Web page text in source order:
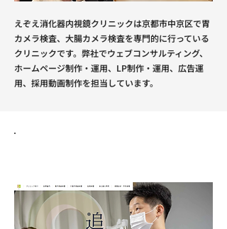
えぞえ消化器内視鏡クリニックは京都市中京区で胃
カメラ検査、大腸カメラ検査を専門的に行っている
クリニックです。弊社でウェブコンサルティング、
ホームページ制作・運用、LP制作・運用、広告運
用、採用動画制作を担当しています。